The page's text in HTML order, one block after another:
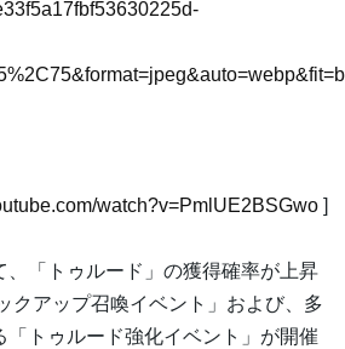
watch?v=PmlUE2BSGwo ]
、「トゥルード」の獲得確率が上昇
クアップ召喚イベント」および、多
「トゥルード強化イベント」が開催